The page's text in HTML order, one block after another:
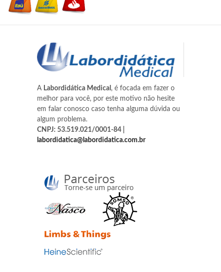
A Labordidática Medical , é focada em fazer o
melhor para você, por este motivo não hesite
em falar conosco caso tenha alguma dúvida ou
algum problema.
CNPJ: 53.519.021/0001-84 |
labordidatica@labordidatica.com.br